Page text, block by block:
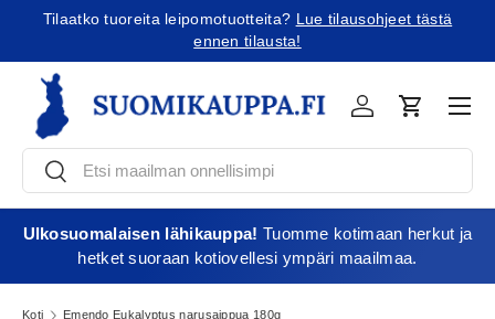
Tilaatko tuoreita leipomotuotteita? Lue tilausohjeet tästä
ennen tilausta!
EtsiEtsi
KirjauduOstoskori
Ulkosuomalaisen lähikauppa! Tuomme kotimaan herkut ja
hetket suoraan kotiovellesi ympäri maailmaa.
Koti Emendo Eukalyptus narusaippua 180g